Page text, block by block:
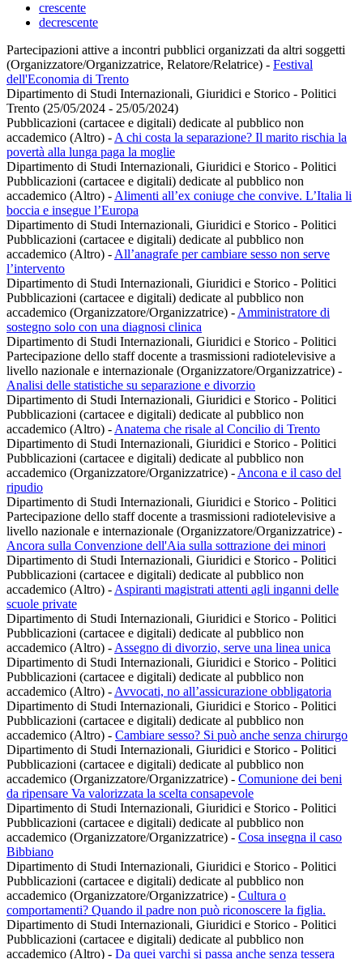
crescente
decrescente
Partecipazioni attive a incontri pubblici organizzati da altri soggetti
(Organizzatore/Organizzatrice, Relatore/Relatrice) - Festival
dell'Economia di Trento
Dipartimento di Studi Internazionali, Giuridici e Storico - Politici
Trento (25/05/2024 - 25/05/2024)
Pubblicazioni (cartacee e digitali) dedicate al pubblico non
accademico (Altro) - A chi costa la separazione? Il marito rischia la
povertà alla lunga paga la moglie
Dipartimento di Studi Internazionali, Giuridici e Storico - Politici
Pubblicazioni (cartacee e digitali) dedicate al pubblico non
accademico (Altro) - Alimenti all’ex coniuge che convive. L’Italia li
boccia e insegue l’Europa
Dipartimento di Studi Internazionali, Giuridici e Storico - Politici
Pubblicazioni (cartacee e digitali) dedicate al pubblico non
accademico (Altro) - All’anagrafe per cambiare sesso non serve
l’intervento
Dipartimento di Studi Internazionali, Giuridici e Storico - Politici
Pubblicazioni (cartacee e digitali) dedicate al pubblico non
accademico (Organizzatore/Organizzatrice) - Amministratore di
sostegno solo con una diagnosi clinica
Dipartimento di Studi Internazionali, Giuridici e Storico - Politici
Partecipazione dello staff docente a trasmissioni radiotelevisive a
livello nazionale e internazionale (Organizzatore/Organizzatrice) -
Analisi delle statistiche su separazione e divorzio
Dipartimento di Studi Internazionali, Giuridici e Storico - Politici
Pubblicazioni (cartacee e digitali) dedicate al pubblico non
accademico (Altro) - Anatema che risale al Concilio di Trento
Dipartimento di Studi Internazionali, Giuridici e Storico - Politici
Pubblicazioni (cartacee e digitali) dedicate al pubblico non
accademico (Organizzatore/Organizzatrice) - Ancona e il caso del
ripudio
Dipartimento di Studi Internazionali, Giuridici e Storico - Politici
Partecipazione dello staff docente a trasmissioni radiotelevisive a
livello nazionale e internazionale (Organizzatore/Organizzatrice) -
Ancora sulla Convenzione dell'Aia sulla sottrazione dei minori
Dipartimento di Studi Internazionali, Giuridici e Storico - Politici
Pubblicazioni (cartacee e digitali) dedicate al pubblico non
accademico (Altro) - Aspiranti magistrati attenti agli inganni delle
scuole private
Dipartimento di Studi Internazionali, Giuridici e Storico - Politici
Pubblicazioni (cartacee e digitali) dedicate al pubblico non
accademico (Altro) - Assegno di divorzio, serve una linea unica
Dipartimento di Studi Internazionali, Giuridici e Storico - Politici
Pubblicazioni (cartacee e digitali) dedicate al pubblico non
accademico (Altro) - Avvocati, no all’assicurazione obbligatoria
Dipartimento di Studi Internazionali, Giuridici e Storico - Politici
Pubblicazioni (cartacee e digitali) dedicate al pubblico non
accademico (Altro) - Cambiare sesso? Si può anche senza chirurgo
Dipartimento di Studi Internazionali, Giuridici e Storico - Politici
Pubblicazioni (cartacee e digitali) dedicate al pubblico non
accademico (Organizzatore/Organizzatrice) - Comunione dei beni
da ripensare Va valorizzata la scelta consapevole
Dipartimento di Studi Internazionali, Giuridici e Storico - Politici
Pubblicazioni (cartacee e digitali) dedicate al pubblico non
accademico (Organizzatore/Organizzatrice) - Cosa insegna il caso
Bibbiano
Dipartimento di Studi Internazionali, Giuridici e Storico - Politici
Pubblicazioni (cartacee e digitali) dedicate al pubblico non
accademico (Organizzatore/Organizzatrice) - Cultura o
comportamenti? Quando il padre non può riconoscere la figlia.
Dipartimento di Studi Internazionali, Giuridici e Storico - Politici
Pubblicazioni (cartacee e digitali) dedicate al pubblico non
accademico (Altro) - Da quei varchi si passa anche senza tessera